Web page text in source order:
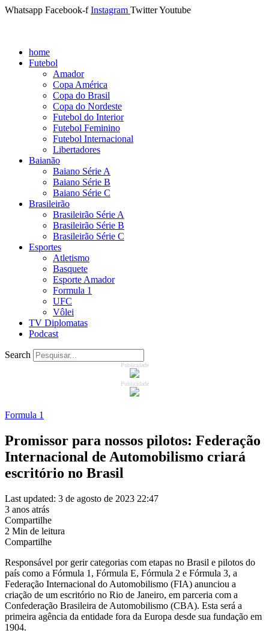
Whatsapp Facebook-f Instagram TwitterYoutube
home
Futebol
Amador
Copa América
Copa do Brasil
Copa do Nordeste
Futebol do Interior
Futebol Feminino
Futebol Internacional
Libertadores
Baianão
Baiano Série A
Baiano Série B
Baiano Série C
Brasileirão
Brasileirão Série A
Brasileirão Série B
Brasileirão Série C
Esportes
Atletismo
Basquete
Esporte Amador
Formula 1
UFC
Vôlei
TV Diplomatas
Podcast
Search
Publicidade
Publicidade
Formula 1
Promissor para nossos pilotos: Federação
Internacional de Automobilismo criará
escritório no Brasil
Last updated: 3 de agosto de 2023 22:47
3 anos atrás
Compartilhe
2 Min de leitura
Compartilhe
Responsável por gerir categorias com etapas no Brasil e pilotos do
país como a Fórmula 1, Fórmula E, Fórmula 2 e Fórmula 3, a
Federação Internacional do Automobilismo (FIA) anunciou a
criação de um escritório no Rio de Janeiro, em parceria com a
Confederação Brasileira de Automobilismo (CBA). Esta será a
primeira agência da entidade fora da Europa desde sua fundação em
1904.